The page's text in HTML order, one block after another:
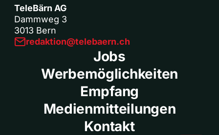
TeleBärn AG
Dammweg 3
3013 Bern
redaktion@telebaern.ch
Jobs
Werbemöglichkeiten
Empfang
Medienmitteilungen
Kontakt